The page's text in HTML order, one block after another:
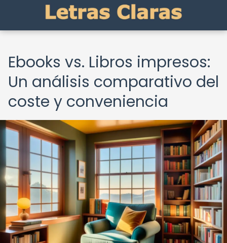
Ebooks vs. Libros impresos:
Un análisis comparativo del
coste y conveniencia